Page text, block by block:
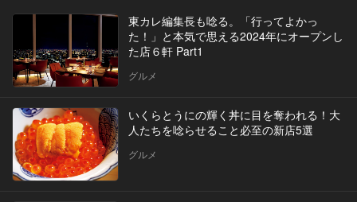
東カレ編集長も唸る。「行ってよかっ
た！」と本気で思える2024年にオープンし
た店６軒 Part1
グルメ
いくらとうにの輝く丼に目を奪われる！大
人たちを唸らせること必至の新店5選
グルメ